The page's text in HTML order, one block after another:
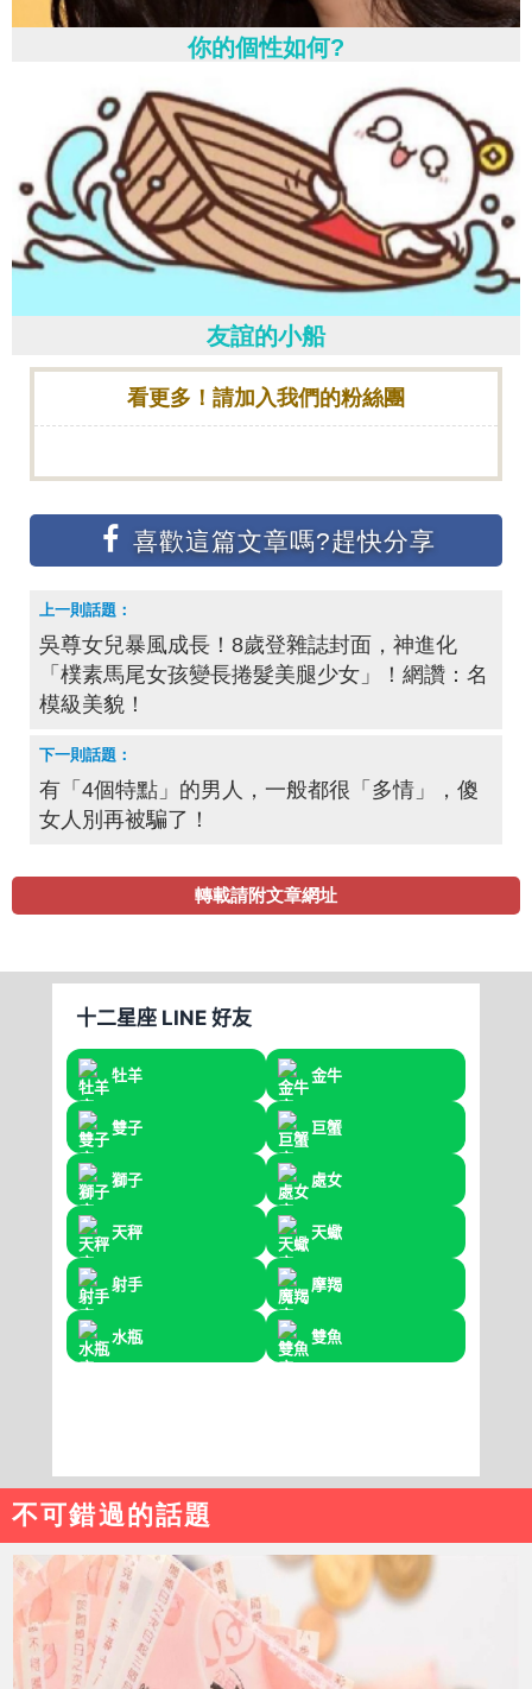
你的個性如何?
友誼的小船
看更多！請加入我們的粉絲團
吳尊女兒暴風成長！8歲登雜誌封面，神進化
「樸素馬尾女孩變長捲髮美腿少女」！網讚：名
模級美貌！
有「4個特點」的男人，一般都很「多情」，傻
女人別再被騙了！
轉載請附文章網址
不可錯過的話題